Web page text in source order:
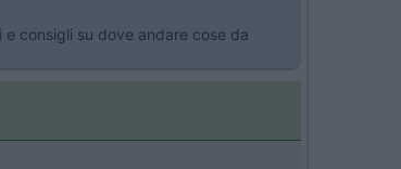
consigli su dove andare cose da